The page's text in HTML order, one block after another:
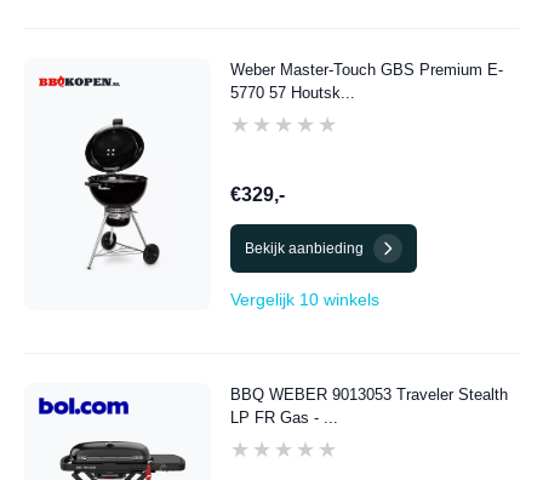
Weber Master-Touch GBS Premium E-
5770 57 Houtsk...
★★★★★
★★★★★
€329,-
Bekijk aanbieding
Vergelijk 10 winkels
BBQ WEBER 9013053 Traveler Stealth
LP FR Gas - ...
★★★★★
★★★★★